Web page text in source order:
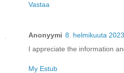
Vastaa
Anonyymi 8. helmikuuta
I appreciate the information
My Estub